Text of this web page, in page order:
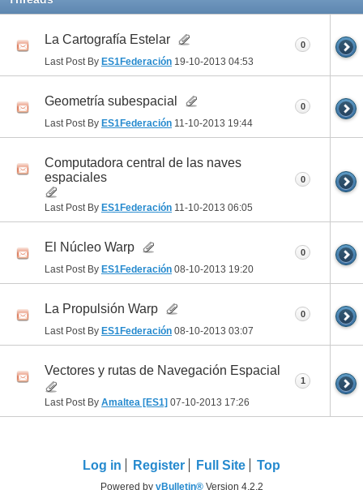
La Cartografía Estelar
Last Post By ES1Federación 19-10-2013 04:53
0
Geometría subespacial
Last Post By ES1Federación 11-10-2013 19:44
0
Computadora central de las naves
espaciales
Last Post By ES1Federación 11-10-2013 06:05
0
El Núcleo Warp
Last Post By ES1Federación 08-10-2013 19:20
0
La Propulsión Warp
Last Post By ES1Federación 08-10-2013 03:07
0
Vectores y rutas de Navegación Espacial
Last Post By Amaltea [ES1] 07-10-2013 17:26
1
Log in Register Full Site Top
Powered by vBulletin®Version 4.2.2